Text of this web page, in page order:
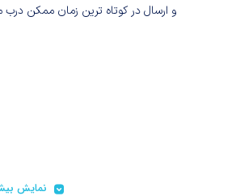
و ارسال در کوتاه ترین زمان ممکن درب
نمایش